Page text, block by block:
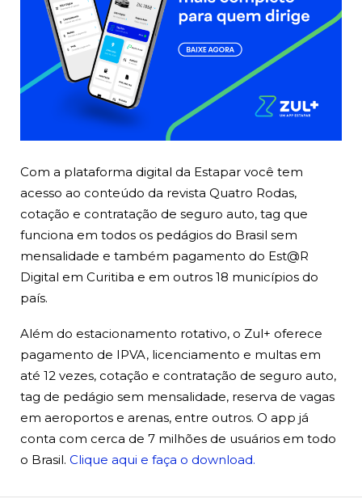
Com a plataforma digital da Estapar você tem
acesso ao conteúdo da revista Quatro Rodas,
cotação e contratação de seguro auto, tag que
funciona em todos os pedágios do Brasil sem
mensalidade e também pagamento do Est@R
Digital em Curitiba e em outros 18 municípios do
país.
Além do estacionamento rotativo, o Zul+ oferece
pagamento de IPVA, licenciamento e multas em
até 12 vezes, cotação e contratação de seguro auto,
tag de pedágio sem mensalidade, reserva de vagas
em aeroportos e arenas, entre outros. O app já
conta com cerca de 7 milhões de usuários em todo
o Brasil. Clique aqui e faça o download.